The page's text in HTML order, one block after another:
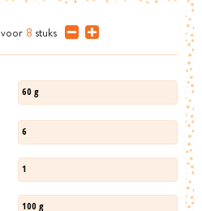
voor 8 stuks
60 g
6
1
100 g